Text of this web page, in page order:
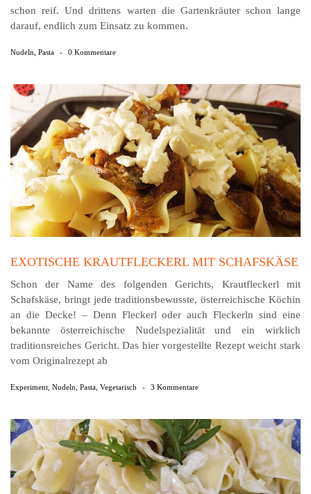
schon reif. Und drittens warten die Gartenkräuter schon lange
darauf, endlich zum Einsatz zu kommen.
Nudeln Pasta - 0 Kommentare
EXOTISCHE KRAUTFLECKERL MIT SCHAFSKÄSE
Schon der Name des folgenden Gerichts, Krautfleckerl mit
Schafskäse, bringt jede traditionsbewusste, österreichische Köchin
an die Decke! – Denn Fleckerl oder auch Fleckerln sind eine
bekannte österreichische Nudelspezialität und ein wirklich
traditionsreiches Gericht. Das hier vorgestellte Rezept weicht stark
vom Originalrezept ab
Experiment Nudeln Pasta Vegetarisch - 3 Kommentare